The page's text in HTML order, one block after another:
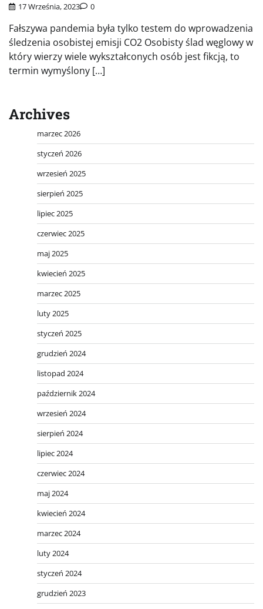
17 Września, 2023 0
Fałszywa pandemia była tylko testem do wprowadzenia
śledzenia osobistej emisji CO2 Osobisty ślad węglowy w
który wierzy wiele wykształconych osób jest fikcją, to
termin wymyślony […]
Archives
marzec 2026
styczeń 2026
wrzesień 2025
sierpień 2025
lipiec 2025
czerwiec 2025
maj 2025
kwiecień 2025
marzec 2025
luty 2025
styczeń 2025
grudzień 2024
listopad 2024
październik 2024
wrzesień 2024
sierpień 2024
lipiec 2024
czerwiec 2024
maj 2024
kwiecień 2024
marzec 2024
luty 2024
styczeń 2024
grudzień 2023